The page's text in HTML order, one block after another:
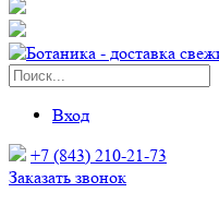
Вход
+7 (843) 210-21-73
Заказать звонок